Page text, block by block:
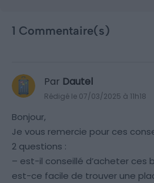
1 Commentaire(s)
Par Dautel
Rédigé le 07/03/2025 à 11h18
Bonjour,
Je vous remercie pour ces
2 questions :
– est-il conseillé d’acheter ces
est-ce facile de trouver une